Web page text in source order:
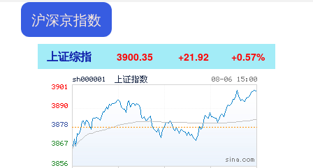
沪深京指数
上证综指 3900.35 +21.92 +0.57%